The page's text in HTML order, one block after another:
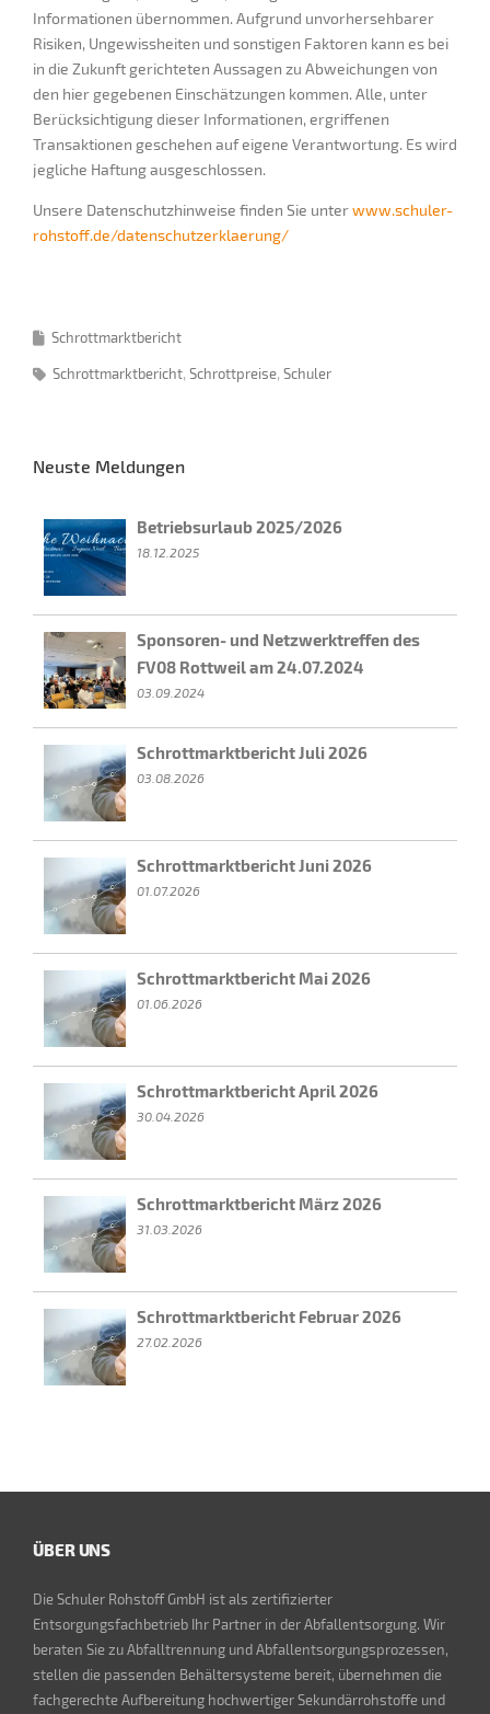
Informationen übernommen. Aufgrund unvorhersehbarer
Risiken, Ungewissheiten und sonstigen Faktoren kann es bei
in die Zukunft gerichteten Aussagen zu Abweichungen von
den hier gegebenen Einschätzungen kommen. Alle, unter
Berücksichtigung dieser Informationen, ergriffenen
Transaktionen geschehen auf eigene Verantwortung. Es wird
jegliche Haftung ausgeschlossen.
Unsere Datenschutzhinweise finden Sie unterwww.schuler-
rohstoff.de/datenschutzerklaerung/
Schrottmarktbericht
Schrottmarktbericht Schrottpreise Schuler
Neuste Meldungen
Betriebsurlaub 2025/2026
18.12.2025
Sponsoren- und Netzwerktreffen des
FV08 Rottweil am 24.07.2024
03.09.2024
Schrottmarktbericht Juli 2026
03.08.2026
Schrottmarktbericht Juni 2026
01.07.2026
Schrottmarktbericht Mai 2026
01.06.2026
Schrottmarktbericht April 2026
30.04.2026
Schrottmarktbericht März 2026
31.03.2026
Schrottmarktbericht Februar 2026
27.02.2026
ÜBER UNS
Die Schuler Rohstoff GmbH ist als zertifizierter
Entsorgungsfachbetrieb Ihr Partner in der Abfallentsorgung. Wir
beraten Sie zu Abfalltrennung und Abfallentsorgungsprozessen,
stellen die passenden Behältersysteme bereit, übernehmen die
fachgerechte Aufbereitung hochwertiger Sekundärrohstoffe und